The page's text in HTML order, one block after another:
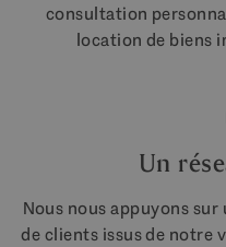
consultation
location de biens
Un
Nous nous appuyons sur
de clients issus de notre